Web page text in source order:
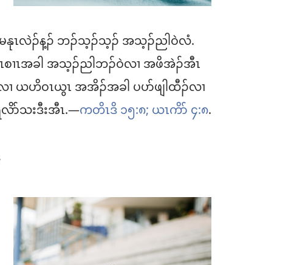
နုၤလဲၣ်န့ၣ်​ ဘၣ်သ့ၣ်သ့ၣ်​ အသ့ၣ်ညါဝဲလံ.
ၢၤအခါ အသ့ၣ်ညါဘၣ်ဝဲလၢ အဖိအဲၣ်အီၤ
ယဟိဝၤယွၤ အအိၣ်အခါ ပပာ်ဖျါထီၣ်လၢ
လိာ်သးဒီးအီၤ.—ကတိၤဒိ ၁၅:၈;ယၤကိာ် ၄:၈.